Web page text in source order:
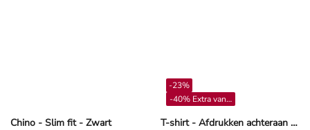
Chino - Slim fit - Zwart
T-shirt - Afdrukken achteraan - Paars
-23%
-40% Extra vanaf 4**